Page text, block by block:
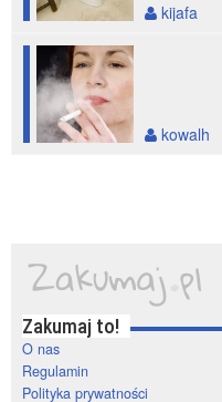
kijafa
kowalh
Zakumaj to!
O nas
Regulamin
Polityka prywatności